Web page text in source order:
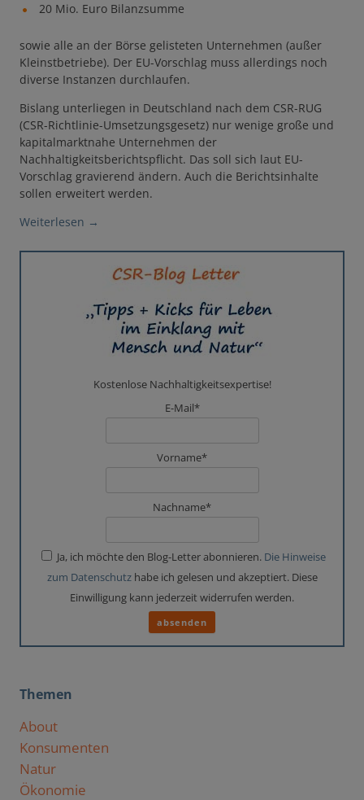
20 Mio. Euro Bilanzsumme
sowie alle an der Börse gelisteten Unternehmen (außer
Kleinstbetriebe). Der EU-Vorschlag muss allerdings noch
diverse Instanzen durchlaufen.
Bislang unterliegen in Deutschland nach dem CSR-RUG
(CSR-Richtlinie-Umsetzungsgesetz) nur wenige große und
kapitalmarktnahe Unternehmen der
Nachhaltigkeitsberichtspflicht. Das soll sich laut EU-
Vorschlag gravierend ändern. Auch die Berichtsinhalte
sollen erweitert werden.
Weiterlesen →
Kostenlose Nachhaltigkeitsexpertise!
E-Mail*
Vorname*
Nachname*
Ja, ich möchte den Blog-Letter abonnieren. Die Hinweise
zum Datenschutz habe ich gelesen und akzeptiert. Diese
Einwilligung kann jederzeit widerrufen werden.
Themen
About
Konsumenten
Natur
Ökonomie